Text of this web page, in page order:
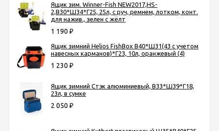
Ящик зим. Winner-Fish NEW2017,HS-
2,В30*Ш34*Г25, 25л, с руч, ремнем, лотком, конт.
для нажив., зелен с жёлт
1 190 ₽
Ящик зимний Helios FishBox В40*Ш31(43 с учетом
навесных карманов)*Г23, 10л, оранжевый (4)
1 230 ₽
Ящик зимний Стэк алюминиевый, В33*Ш39*Г18,
23л, в сумке
2 050 ₽